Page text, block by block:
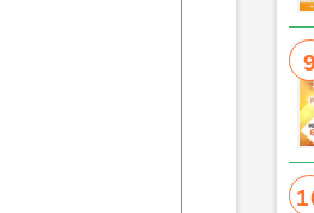
9